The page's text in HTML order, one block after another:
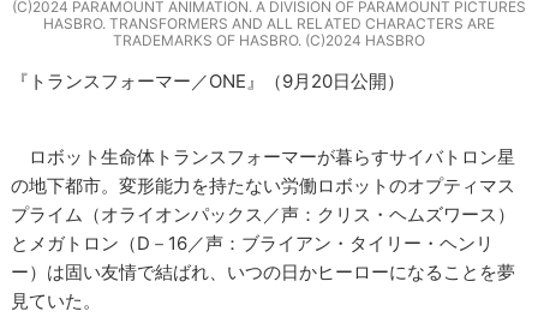
(C)2024 PARAMOUNT ANIMATION. A DIVISION OF PARAMOUNT PICTURES
HASBRO. TRANSFORMERS AND ALL RELATED CHARACTERS ARE
TRADEMARKS OF HASBRO. (C)2024 HASBRO
『トランスフォーマー／ONE』（9月20日公開）
ロボット生命体トランスフォーマーが暮らすサイバトロン星
の地下都市。変形能力を持たない労働ロボットのオプティマス
プライム（オライオンパックス／声：クリス・ヘムズワース）
とメガトロン（D－16／声：ブライアン・タイリー・ヘンリ
ー）は固い友情で結ばれ、いつの日かヒーローになることを夢
見ていた。